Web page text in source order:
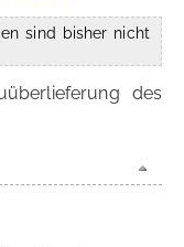
sind bisher nicht
des